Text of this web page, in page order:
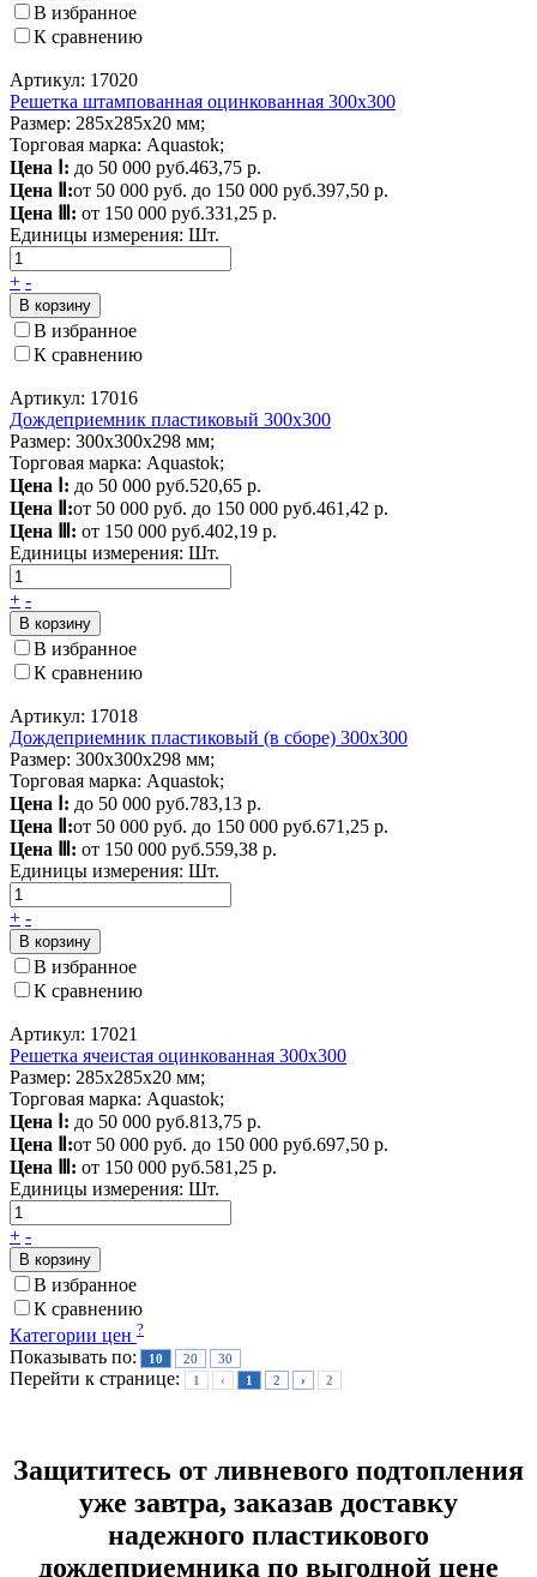
В избранное
К сравнению
Артикул: 17020
Решетка штампованная оцинкованная 300х300
Размер: 285х285х20 мм;
Торговая марка: Aquastok;
Цена Ⅰ: до 50 000 руб.463,75 р.
Цена Ⅱ:от 50 000 руб. до 150 000 руб.397,50 р.
Цена Ⅲ: от 150 000 руб.331,25 р.
Единицы измерения: Шт.
+ -
В корзину
В избранное
К сравнению
Артикул: 17016
Дождеприемник пластиковый 300х300
Размер: 300x300x298 мм;
Торговая марка: Aquastok;
Цена Ⅰ: до 50 000 руб.520,65 р.
Цена Ⅱ:от 50 000 руб. до 150 000 руб.461,42 р.
Цена Ⅲ: от 150 000 руб.402,19 р.
Единицы измерения: Шт.
+ -
В корзину
В избранное
К сравнению
Артикул: 17018
Дождеприемник пластиковый (в сборе) 300х300
Размер: 300x300x298 мм;
Торговая марка: Aquastok;
Цена Ⅰ: до 50 000 руб.783,13 р.
Цена Ⅱ:от 50 000 руб. до 150 000 руб.671,25 р.
Цена Ⅲ: от 150 000 руб.559,38 р.
Единицы измерения: Шт.
+ -
В корзину
В избранное
К сравнению
Артикул: 17021
Решетка ячеистая оцинкованная 300х300
Размер: 285х285х20 мм;
Торговая марка: Aquastok;
Цена Ⅰ: до 50 000 руб.813,75 р.
Цена Ⅱ:от 50 000 руб. до 150 000 руб.697,50 р.
Цена Ⅲ: от 150 000 руб.581,25 р.
Единицы измерения: Шт.
+ -
В корзину
В избранное
К сравнению
Категории цен ?
Показывать по: 10 20 30
Перейти к странице: 1 ‹ 1 2 › 2
Защититесь от ливневого подтопления
уже завтра, заказав доставку
надежного пластикового
дождеприемника по выгодной цене